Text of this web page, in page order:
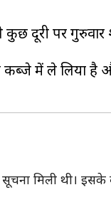
दूरी पर गुरुवार
कब्जे में ले लिया
सूचना मिली थी।